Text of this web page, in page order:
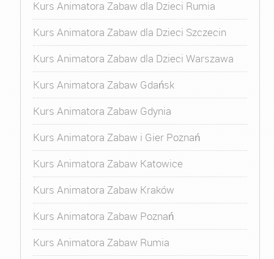
Kurs Animatora Zabaw dla Dzieci Rumia
Kurs Animatora Zabaw dla Dzieci Szczecin
Kurs Animatora Zabaw dla Dzieci Warszawa
Kurs Animatora Zabaw Gdańsk
Kurs Animatora Zabaw Gdynia
Kurs Animatora Zabaw i Gier Poznań
Kurs Animatora Zabaw Katowice
Kurs Animatora Zabaw Kraków
Kurs Animatora Zabaw Poznań
Kurs Animatora Zabaw Rumia